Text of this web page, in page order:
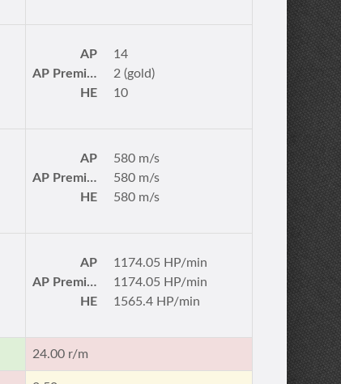
AP
14
AP Premium
2 (gold)
HE
10
AP
580 m/s
AP Premium
580 m/s
HE
580 m/s
AP
1174.05 HP/min
AP Premium
1174.05 HP/min
HE
1565.4 HP/min
24.00 r/m